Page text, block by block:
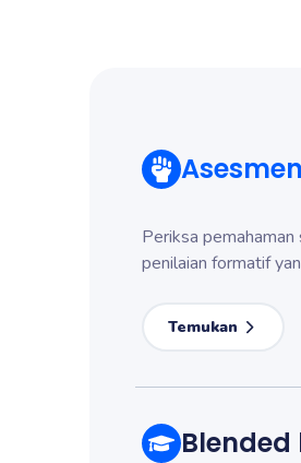
Asesmen
Periksa
penilaian formatif
Temukan